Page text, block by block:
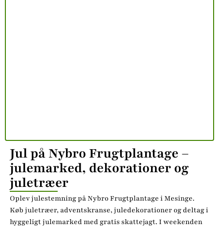
Jul på Nybro Frugtplantage –
julemarked, dekorationer og
juletræer
Oplev julestemning på Nybro Frugtplantage i Mesinge.
Køb juletræer, adventskranse, juledekorationer og deltag i
hyggeligt julemarked med gratis skattejagt. I weekenden